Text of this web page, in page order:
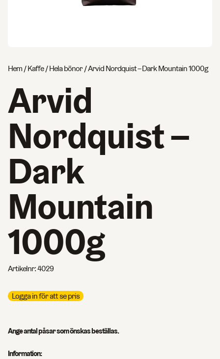
Hem/Kaffe/Hela bönor/ Arvid Nordquist – Dark Mountain 1000g
Arvid
Nordquist –
Dark
Mountain
1000g
Artikelnr:4029
Logga in för att se pris
Ange antal påsar som önskas beställas.
Information: